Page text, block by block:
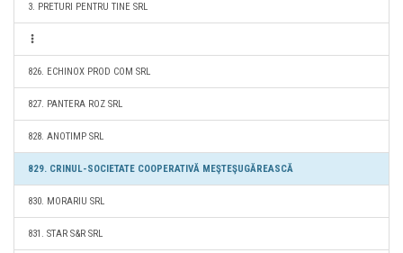
3. PRETURI PENTRU TINE SRL
826. ECHINOX PROD COM SRL
827. PANTERA ROZ SRL
828. ANOTIMP SRL
829. CRINUL-SOCIETATE COOPERATIVĂ MEŞTEŞUGĂREASCĂ
830. MORARIU SRL
831. STAR S&R SRL